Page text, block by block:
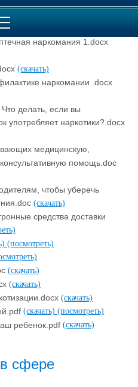
наркомания 2.docx
наркомания 1.docx
(скачать)
наркомании .docx
делать, если вы
употребляет наркотики?.docx
медицинскую,
помощь.doc
чтобы уберечь
(скачать)
средства доставки
(посмотреть)
(скачать)
(скачать)
(скачать)
(скачать) (посмотреть)
ребенок.pdf (скачать)
сфере